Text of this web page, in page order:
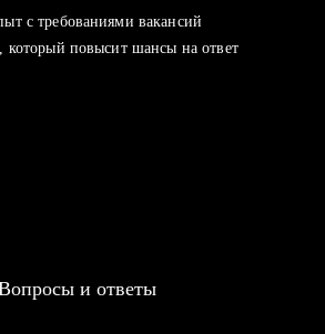
с требованиями вакансий
который повысит шансы на ответ
и ответы